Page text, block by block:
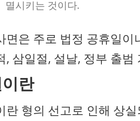
멸시키는 것이다.
면은 주로 법정 공휴일
, 삼일절, 설날, 정부 출범
란
란 형의 선고로 인해 상